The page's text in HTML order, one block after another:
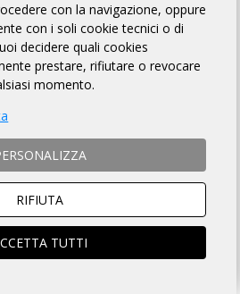
PUNTI DI CONTROLLO
OMOLOGATI
DISLIVELLO
1700 metri
DOVE
con la navigazione, oppure
con i soli cookie tecnici o di
decidere quali cookies
prestare, rifiutare o revocare
momento.
RIFIUTA
TUTTI